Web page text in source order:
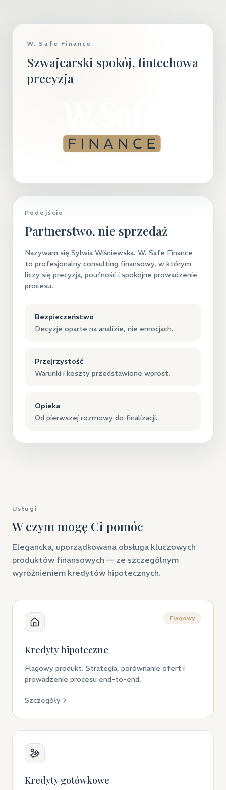
W. Safe Finance
Szwajcarski spokój, fintechowa
precyzja
Podejście
Partnerstwo, nie sprzedaż
Nazywam się Sylwia Wiśniewska. W. Safe Finance
to profesjonalny consulting finansowy, w którym
liczy się precyzja, poufność i spokojne prowadzenie
procesu.
Bezpieczeństwo
Decyzje oparte na analizie, nie emocjach.
Przejrzystość
Warunki i koszty przedstawione wprost.
Opieka
Od pierwszej rozmowy do finalizacji.
Usługi
W czym mogę Ci pomóc
Elegancka, uporządkowana obsługa kluczowych
produktów finansowych — ze szczególnym
wyróżnieniem kredytów hipotecznych.
Flagowy
Kredyty hipoteczne
Flagowy produkt. Strategia, porównanie ofert i
prowadzenie procesu end-to-end.
Szczegóły
Kredyty gotówkowe